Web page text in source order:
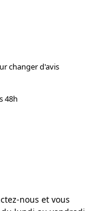
changer d'avis
48h
nous et vous